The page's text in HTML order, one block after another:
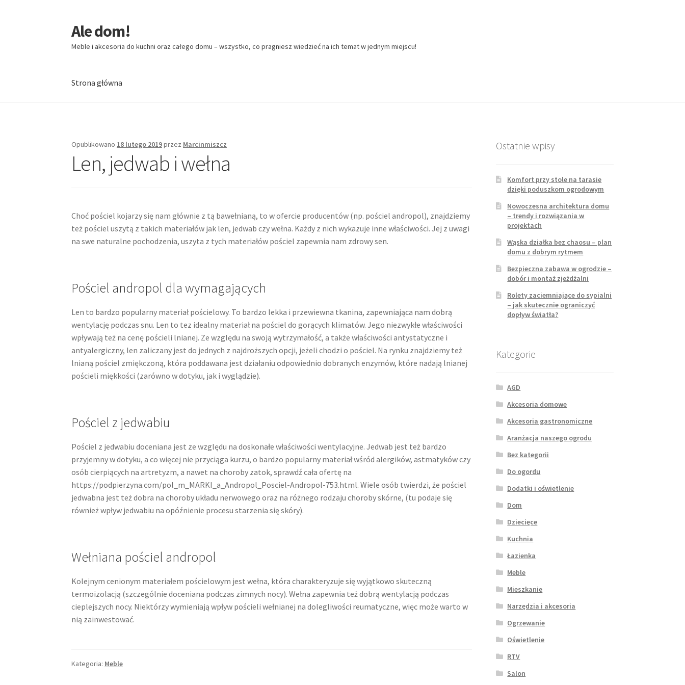
Przejdź
do
nawigacji
Przejdź
do
treści
Ale dom!
Meble i akcesoria do kuchni oraz całego domu – wszystko, co pragniesz wiedzieć na ich temat w jednym miejscu!
Strona główna
Opublikowano 18 lutego 2019przez Marcinmiszcz
Len, jedwab i wełna
Choć pościel kojarzy się nam głównie z tą bawełnianą, to w ofercie producentów (np. pościel andropol), znajdziemy
też pościel uszytą z takich materiałów jak len, jedwab czy wełna. Każdy z nich wykazuje inne właściwości. Jej z uwagi
na swe naturalne pochodzenia, uszyta z tych materiałów pościel zapewnia nam zdrowy sen.
Pościel andropol dla wymagających
Len to bardzo popularny materiał pościelowy. To bardzo lekka i przewiewna tkanina, zapewniająca nam dobrą
wentylację podczas snu. Len to tez idealny materiał na pościel do gorących klimatów. Jego niezwykłe właściwości
wpływają też na cenę pościeli lnianej. Ze względu na swoją wytrzymałość, a także właściwości antystatyczne i
antyalergiczny, len zaliczany jest do jednych z najdroższych opcji, jeżeli chodzi o pościel. Na rynku znajdziemy też
lnianą pościel zmiękczoną, która poddawana jest działaniu odpowiednio dobranych enzymów, które nadają lnianej
pościeli miękkości (zarówno w dotyku, jak i wyglądzie).
Pościel z jedwabiu
Pościel z jedwabiu doceniana jest ze względu na doskonałe właściwości wentylacyjne. Jedwab jest też bardzo
przyjemny w dotyku, a co więcej nie przyciąga kurzu, o bardzo popularny materiał wśród alergików, astmatyków czy
osób cierpiących na artretyzm, a nawet na choroby zatok, sprawdź cała ofertę na
https://podpierzyna.com/pol_m_MARKI_a_Andropol_Posciel-Andropol-753.html. Wiele osób twierdzi, że pościel
jedwabna jest też dobra na choroby układu nerwowego oraz na różnego rodzaju choroby skórne, (tu podaje się
również wpływ jedwabiu na opóźnienie procesu starzenia się skóry).
Wełniana pościel andropol
Kolejnym cenionym materiałem pościelowym jest wełna, która charakteryzuje się wyjątkowo skuteczną
termoizolacją (szczególnie doceniana podczas zimnych nocy). Wełna zapewnia też dobrą wentylacją podczas
cieplejszych nocy. Niektórzy wymieniają wpływ pościeli wełnianej na dolegliwości reumatyczne, więc może warto w
nią zainwestować.
Kategoria: Meble
Ostatnie wpisy
Komfort przy stole na tarasie
dzięki poduszkom ogrodowym
Nowoczesna architektura domu
– trendy i rozwiązania w
projektach
Wąska działka bez chaosu – plan
domu z dobrym rytmem
Bezpieczna zabawa w ogrodzie –
dobór i montaż zjeżdżalni
Rolety zaciemniające do sypialni
– jak skutecznie ograniczyć
dopływ światła?
Kategorie
AGD
Akcesoria domowe
Akcesoria gastronomiczne
Aranżacja naszego ogrodu
Bez kategorii
Do ogordu
Dodatki i oświetlenie
Dom
Dziecięce
Kuchnia
Łazienka
Meble
Mieszkanie
Narzędzia i akcesoria
Ogrzewanie
Oświetlenie
RTV
Salon